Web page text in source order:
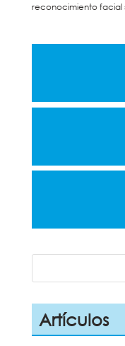
reconocimiento facial
Artículos